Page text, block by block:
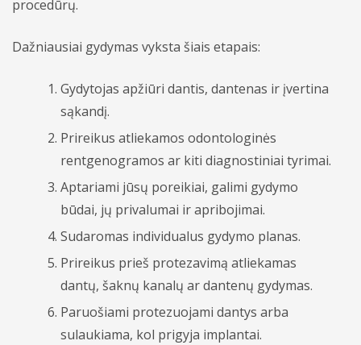
procedūrų.
Dažniausiai gydymas vyksta šiais etapais:
Gydytojas apžiūri dantis, dantenas ir įvertina
sąkandį.
Prireikus atliekamos odontologinės
rentgenogramos ar kiti diagnostiniai tyrimai.
Aptariami jūsų poreikiai, galimi gydymo
būdai, jų privalumai ir apribojimai.
Sudaromas individualus gydymo planas.
Prireikus prieš protezavimą atliekamas
dantų, šaknų kanalų ar dantenų gydymas.
Paruošiami protezuojami dantys arba
sulaukiama, kol prigyja implantai.